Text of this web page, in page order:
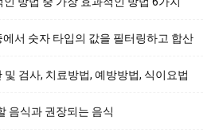
서 숫자 타입의 값을 필터링하고 합산
및 검사, 치료방법, 예방방법, 식이요법
음식과 권장되는 음식